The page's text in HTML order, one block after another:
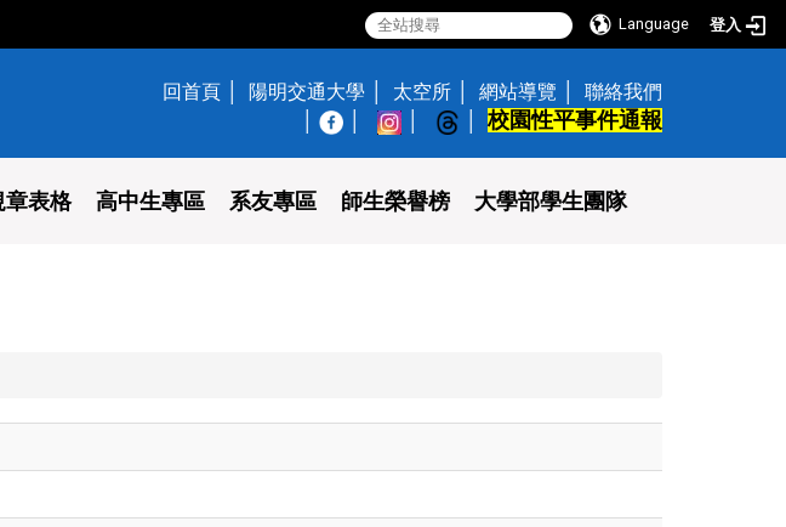
Language 登入
回首頁 陽明交通大學 太空所 網站導覽
聯絡我們
校園性平事件通報
章表格 高中生專區 系友專區 師生榮譽榜 大學部學生團隊